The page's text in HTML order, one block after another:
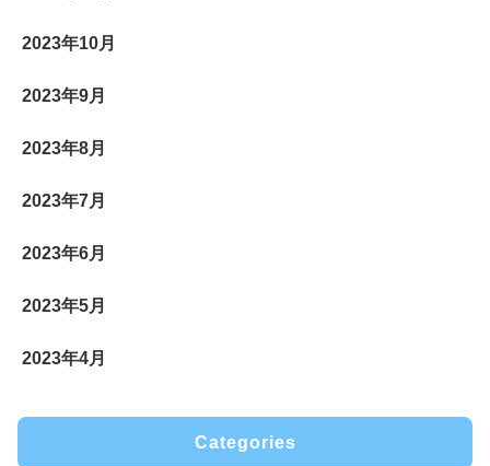
2023年10月
2023年9月
2023年8月
2023年7月
2023年6月
2023年5月
2023年4月
Categories